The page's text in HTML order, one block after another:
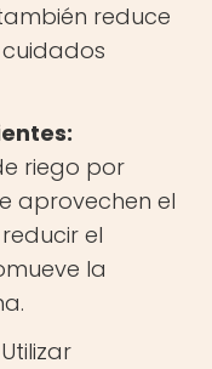
reduce
riego por
aprovechen el
el
la
Utilizar